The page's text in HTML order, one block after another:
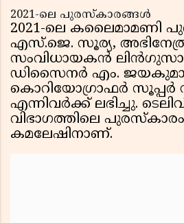
2021-ലെ പുരസ്‌കാരങ്ങൾ
2021-ലെ കലൈമാമണി
എസ്.ജെ. സൂര്യ,
സംവിധായകൻ
ഡിസൈനർ എം.
കൊറിയോഗ്രാഫർ
എന്നിവർക്ക് ലഭിച്ചു.
വിഭാഗത്തിലെ
കമലേഷിനാണ്.